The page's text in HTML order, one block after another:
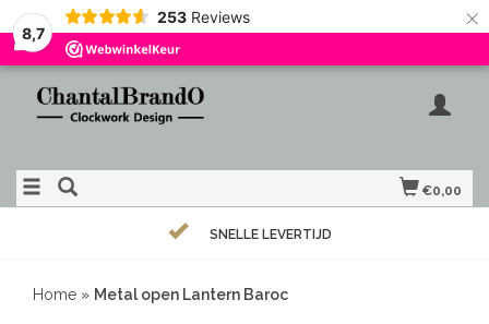
8,7
253 Reviews ×
€0,00
SNELLE LEVERTIJD
Home » Metal open Lantern Baroc